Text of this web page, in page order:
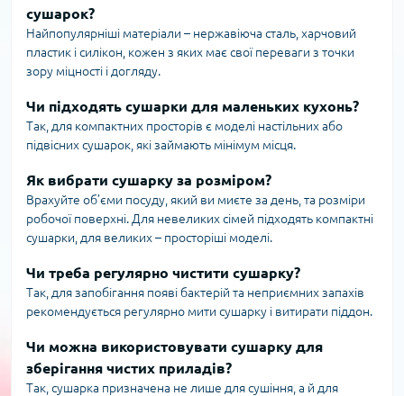
сушарок?
Найпопулярніші матеріали – нержавіюча сталь, харчовий
пластик і силікон, кожен з яких має свої переваги з точки
зору міцності і догляду.
Чи підходять сушарки для маленьких кухонь?
Так, для компактних просторів є моделі настільних або
підвісних сушарок, які займають мінімум місця.
Як вибрати сушарку за розміром?
Врахуйте об’єми посуду, який ви миєте за день, та розміри
робочої поверхні. Для невеликих сімей підходять компактні
сушарки, для великих – просторіші моделі.
Чи треба регулярно чистити сушарку?
Так, для запобігання появі бактерій та неприємних запахів
рекомендується регулярно мити сушарку і витирати піддон.
Чи можна використовувати сушарку для
зберігання чистих приладів?
Так, сушарка призначена не лише для сушіння, а й для